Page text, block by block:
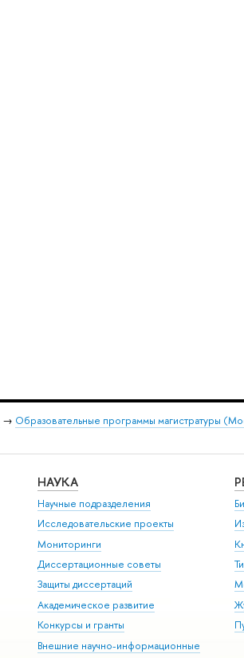
→ Образовательные программы магистратуры
НАУКА
Научные подразделения
Исследовательские проекты
Мониторинги
Диссертационные советы
Защиты диссертаций
Академическое развитие
Конкурсы и гранты
Внешние научно-информационные